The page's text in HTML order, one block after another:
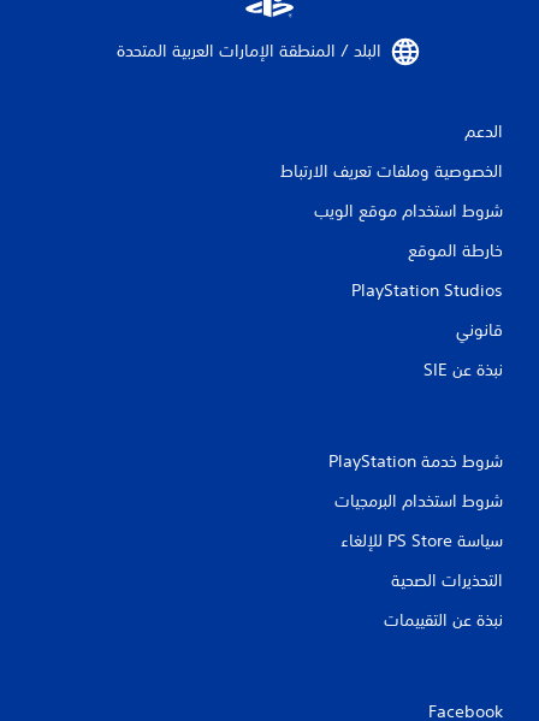
البلد / المنطقة الإمارات العربية المتحدة‏
الدعم
الخصوصية وملفات تعريف الارتباط
شروط استخدام موقع الويب
خارطة الموقع
PlayStation Studios
قانوني
نبذة عن SIE‏
شروط خدمة PlayStation‏
شروط استخدام البرمجيات
سياسة PS Store للإلغاء
التحذيرات الصحية
نبذة عن التقييمات
Facebook